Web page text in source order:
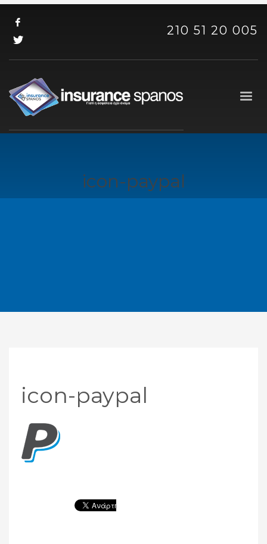
210 51 20 005
icon-paypal
icon-paypal